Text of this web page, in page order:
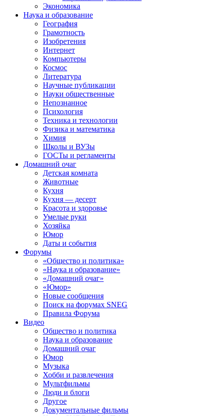
Экономика
Наука и образование
География
Грамотность
Изобретения
Интернет
Компьютеры
Космос
Литература
Научные публикации
Науки общественные
Непознанное
Психология
Техника и технологии
Физика и математика
Химия
Школы и ВУЗы
ГОСТы и регламенты
Домашний очаг
Детская комната
Животные
Кухня
Кухня — десерт
Красота и здоровье
Умелые руки
Хозяйка
Юмор
Даты и события
Форумы
«Общество и политика»
«Наука и образование»
«Домашний очаг»
«Юмор»
Новые сообщения
Поиск на форумах SNEG
Правила Форума
Видео
Общество и политика
Наука и образование
Домашний очаг
Юмор
Музыка
Хобби и развлечения
Мультфильмы
Люди и блоги
Другое
Документальные фильмы